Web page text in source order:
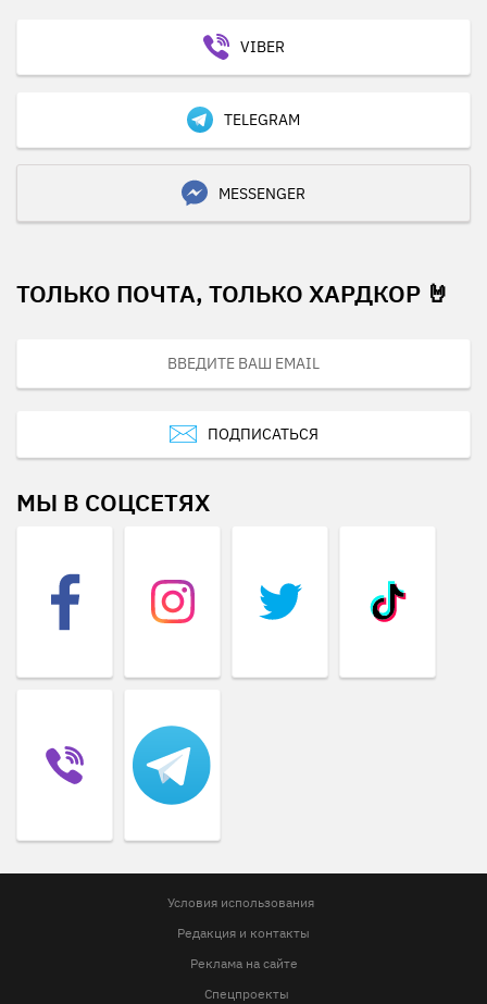
VIBER
TELEGRAM
MESSENGER
ТОЛЬКО ПОЧТА, ТОЛЬКО ХАРДКОР 🤘
ПОДПИСАТЬСЯ
МЫ В СОЦСЕТЯХ
Условия использования
Редакция и контакты
Реклама на сайте
Спецпроекты